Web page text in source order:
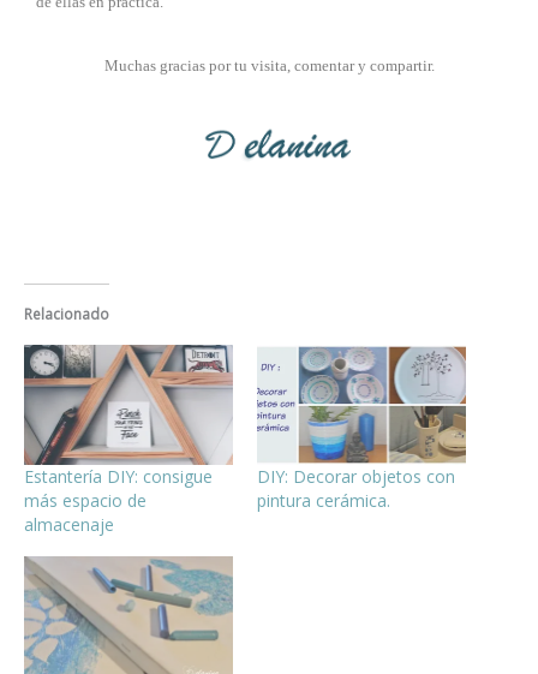
Muchas gracias por tu visita, comentar y compartir.
Relacionado
Estantería DIY: consigue
más espacio de
almacenaje
DIY: Decorar objetos con
pintura cerámica.